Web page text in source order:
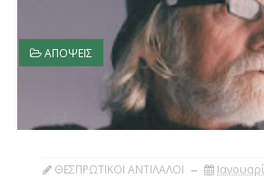
ΑΠΟΨΕΙΣ
ΘΕΣΠΡΩΤΙΚΟΙ ΑΝΤΙΛΑΛΟΙ